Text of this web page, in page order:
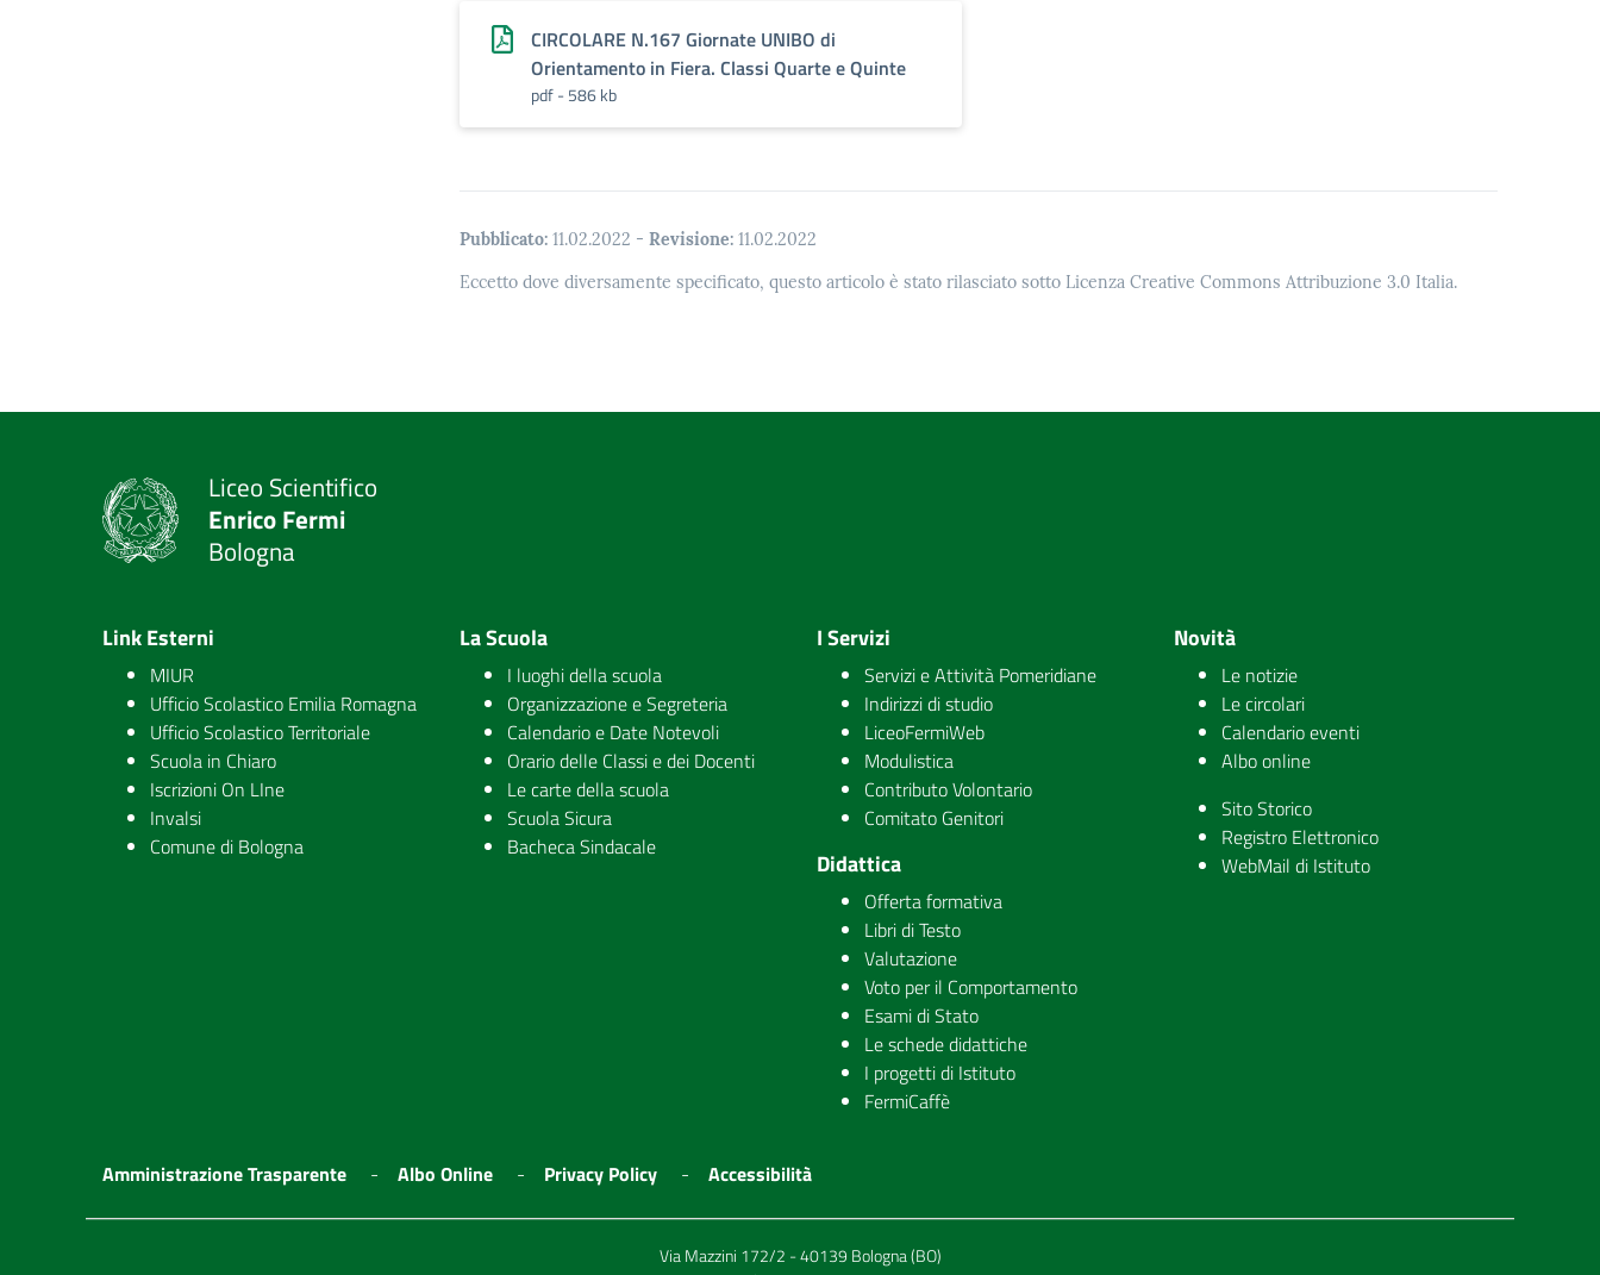
CIRCOLARE N.167 Giornate UNIBO di
Orientamento in Fiera. Classi Quarte e Quinte
pdf - 586 kb
Pubblicato: 11.02.2022 - Revisione: 11.02.2022
Eccetto dove diversamente specificato, questo articolo è stato rilasciato sotto Licenza Creative Commons Attribuzione 3.0 Italia.
Liceo Scientifico
Enrico Fermi
Bologna
Link Esterni
MIUR
Ufficio Scolastico Emilia Romagna
Ufficio Scolastico Territoriale
Scuola in Chiaro
Iscrizioni On LIne
Invalsi
Comune di Bologna
La Scuola
I luoghi della scuola
Organizzazione e Segreteria
Calendario e Date Notevoli
Orario delle Classi e dei Docenti
Le carte della scuola
Scuola Sicura
Bacheca Sindacale
I Servizi
Servizi e Attività Pomeridiane
Indirizzi di studio
LiceoFermiWeb
Modulistica
Contributo Volontario
Comitato Genitori
Didattica
Offerta formativa
Libri di Testo
Valutazione
Voto per il Comportamento
Esami di Stato
Le schede didattiche
I progetti di Istituto
FermiCaffè
Novità
Le notizie
Le circolari
Calendario eventi
Albo online
Sito Storico
Registro Elettronico
WebMail di Istituto
Amministrazione Trasparente Albo Online Privacy Policy Accessibilità
Via Mazzini 172/2 - 40139 Bologna (BO)